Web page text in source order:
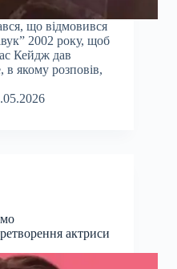
що відмовився
2002 року, щоб
Кейдж дав
в якому розповів,
актриси